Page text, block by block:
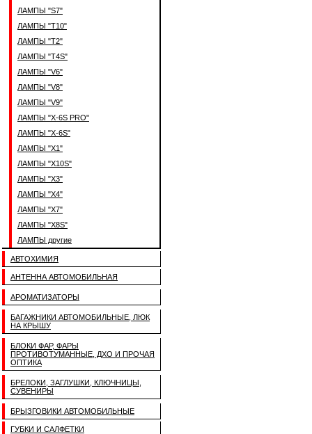
ЛАМПЫ "S7"
ЛАМПЫ "T10"
ЛАМПЫ "T2"
ЛАМПЫ "T4S"
ЛАМПЫ "V6"
ЛАМПЫ "V8"
ЛАМПЫ "V9"
ЛАМПЫ "X-6S PRO"
ЛАМПЫ "X-6S"
ЛАМПЫ "X1"
ЛАМПЫ "X10S"
ЛАМПЫ "X3"
ЛАМПЫ "X4"
ЛАМПЫ "X7"
ЛАМПЫ "X8S"
ЛАМПЫ другие
АВТОХИМИЯ
АНТЕННА АВТОМОБИЛЬНАЯ
АРОМАТИЗАТОРЫ
БАГАЖНИКИ АВТОМОБИЛЬНЫЕ, ЛЮК
НА КРЫШУ
БЛОКИ ФАР, ФАРЫ
ПРОТИВОТУМАННЫЕ, ДХО И ПРОЧАЯ
ОПТИКА
БРЕЛОКИ, ЗАГЛУШКИ, КЛЮЧНИЦЫ,
СУВЕНИРЫ
БРЫЗГОВИКИ АВТОМОБИЛЬНЫЕ
ГУБКИ И САЛФЕТКИ